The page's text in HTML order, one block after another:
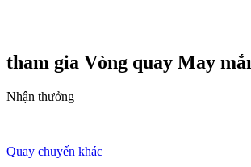
tham gia Vòng quay May
Nhận thưởng
Quay chuyến khác